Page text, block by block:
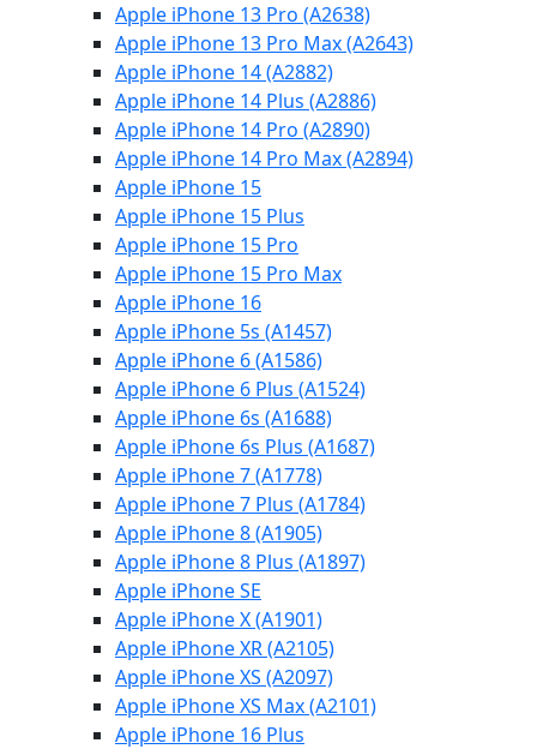
Apple iPhone 13 Pro (A2638)
Apple iPhone 13 Pro Max (A2643)
Apple iPhone 14 (A2882)
Apple iPhone 14 Plus (A2886)
Apple iPhone 14 Pro (A2890)
Apple iPhone 14 Pro Max (A2894)
Apple iPhone 15
Apple iPhone 15 Plus
Apple iPhone 15 Pro
Apple iPhone 15 Pro Max
Apple iPhone 16
Apple iPhone 5s (A1457)
Apple iPhone 6 (A1586)
Apple iPhone 6 Plus (A1524)
Apple iPhone 6s (A1688)
Apple iPhone 6s Plus (A1687)
Apple iPhone 7 (A1778)
Apple iPhone 7 Plus (A1784)
Apple iPhone 8 (A1905)
Apple iPhone 8 Plus (A1897)
Apple iPhone SE
Apple iPhone X (A1901)
Apple iPhone XR (A2105)
Apple iPhone XS (A2097)
Apple iPhone XS Max (A2101)
Apple iPhone 16 Plus